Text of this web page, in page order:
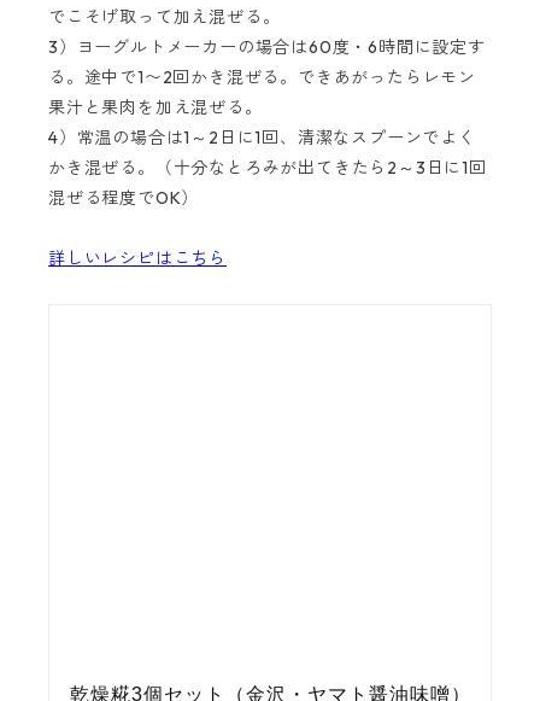
でこそげ取って加え混ぜる。
3）ヨーグルトメーカーの場合は60度・6時間に設定す
る。途中で1〜2回かき混ぜる。できあがったらレモン
果汁と果肉を加え混ぜる。
4）常温の場合は1～2日に1回、清潔なスプーンでよく
かき混ぜる。（十分なとろみが出てきたら2～3日に1回
混ぜる程度でOK）
詳しいレシピはこちら